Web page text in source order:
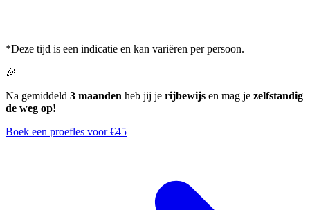
*Deze tijd is een indicatie en kan variëren per persoon.
🎉
Na gemiddeld 3 maanden heb jij je rijbewijs en mag je zelfstandig
de weg op!
Boek een proefles voor €45